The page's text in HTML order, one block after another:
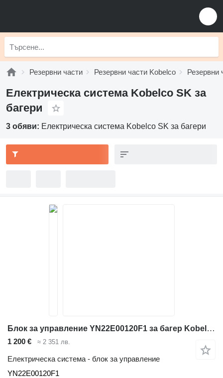
Резервни части Резервни части Kobelco Резервни
Електрическа система Kobelco SK за
багери
3 обяви: Електрическа система Kobelco SK за багери
Блок за управление YN22E00120F1 за багер Kobelco SK210
1 200 € ≈ 2 351 лв.
Електрическа система - блок за управление
YN22E00120F1